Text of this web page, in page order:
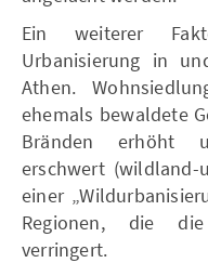
Ein weiterer
Urbanisierung in
Athen.
ehemals bewaldete
Bränden erhöht
erschwert (wildland-
einer
Regionen, die
verringert.